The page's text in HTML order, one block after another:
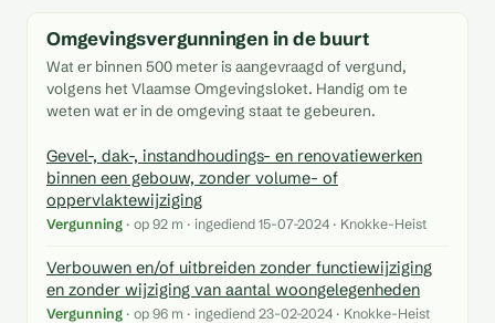
Omgevingsvergunningen in de buurt
Wat er binnen 500 meter is aangevraagd of vergund,
volgens het Vlaamse Omgevingsloket. Handig om te
weten wat er in de omgeving staat te gebeuren.
Gevel-, dak-, instandhoudings- en renovatiewerken
binnen een gebouw, zonder volume- of
oppervlaktewijziging
Vergunning · op 92 m · ingediend 15-07-2024 · Knokke-Heist
Verbouwen en/of uitbreiden zonder functiewijziging
en zonder wijziging van aantal woongelegenheden
Vergunning · op 96 m · ingediend 23-02-2024 · Knokke-Heist